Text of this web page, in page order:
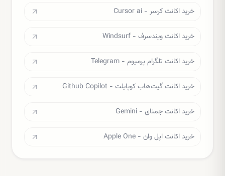
خرید اکانت کرسر - Cursor ai
خرید اکانت ویندسرف - Windsurf
خرید اکانت تلگرام پرمیوم - Telegram
خرید اکانت گیت‌هاب کوپایلت - Github Copilot
خرید اکانت جمنای - Gemini
خرید اکانت اپل وان - Apple One